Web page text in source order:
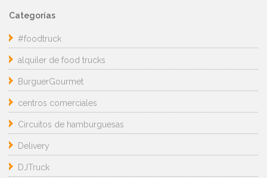
Categorías
#foodtruck
alquiler de food trucks
BurguerGourmet
centros comerciales
Circuitos de hamburguesas
Delivery
DJTruck